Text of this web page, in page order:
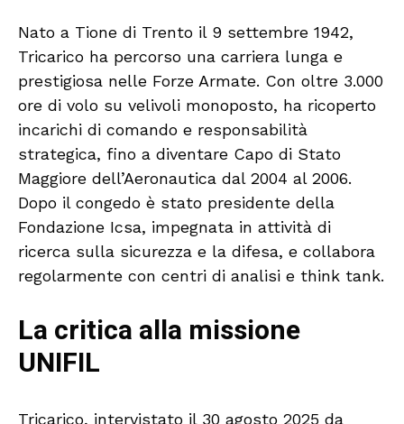
Nato a Tione di Trento il 9 settembre 1942,
Tricarico ha percorso una carriera lunga e
prestigiosa nelle Forze Armate. Con oltre 3.000
ore di volo su velivoli monoposto, ha ricoperto
incarichi di comando e responsabilità
strategica, fino a diventare Capo di Stato
Maggiore dell’Aeronautica dal 2004 al 2006.
Dopo il congedo è stato presidente della
Fondazione Icsa, impegnata in attività di
ricerca sulla sicurezza e la difesa, e collabora
regolarmente con centri di analisi e think tank.
La critica alla missione
UNIFIL
Tricarico, intervistato il 30 agosto 2025 da